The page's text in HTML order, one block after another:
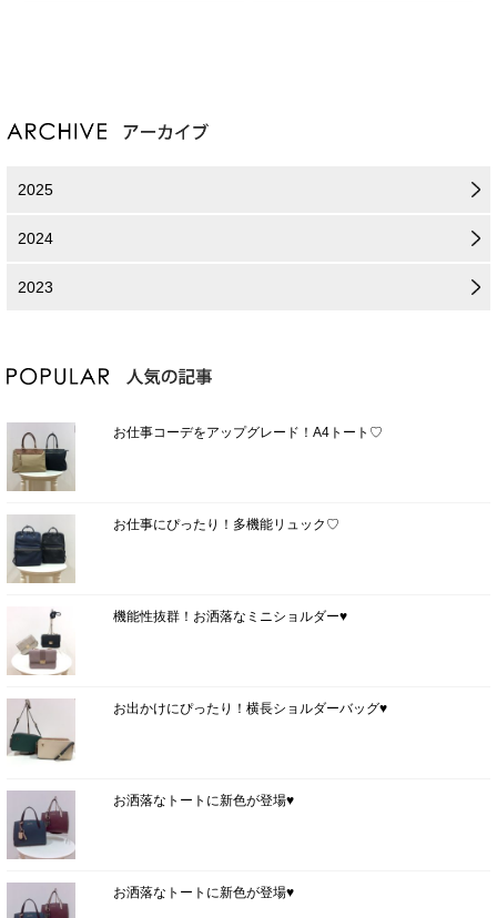
2025
2024
2023
お仕事コーデをアップグレード！A4トート♡
お仕事にぴったり！多機能リュック♡
機能性抜群！お洒落なミニショルダー♥
お出かけにぴったり！横長ショルダーバッグ♥
お洒落なトートに新色が登場♥
お洒落なトートに新色が登場♥